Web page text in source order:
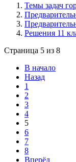
Темы задач
Решения 11
Страница 5 из 8
В начало
Назад
1
2
3
4
5
6
7
8
Вперёд